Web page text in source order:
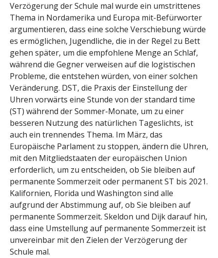
Verzögerung der Schule mal wurde ein umstrittenes
Thema in Nordamerika und Europa mit-Befürworter
argumentieren, dass eine solche Verschiebung würde
es ermöglichen, Jugendliche, die in der Regel zu Bett
gehen später, um die empfohlene Menge an Schlaf,
während die Gegner verweisen auf die logistischen
Probleme, die entstehen würden, von einer solchen
Veränderung. DST, die Praxis der Einstellung der
Uhren vorwärts eine Stunde von der standard time
(ST) während der Sommer-Monate, um zu einer
besseren Nutzung des natürlichen Tageslichts, ist
auch ein trennendes Thema. Im März, das
Europäische Parlament zu stoppen, ändern die Uhren,
mit den Mitgliedstaaten der europäischen Union
erforderlich, um zu entscheiden, ob Sie bleiben auf
permanente Sommerzeit oder permanent ST bis 2021.
Kalifornien, Florida und Washington sind alle
aufgrund der Abstimmung auf, ob Sie bleiben auf
permanente Sommerzeit. Skeldon und Dijk darauf hin,
dass eine Umstellung auf permanente Sommerzeit ist
unvereinbar mit den Zielen der Verzögerung der
Schule mal.